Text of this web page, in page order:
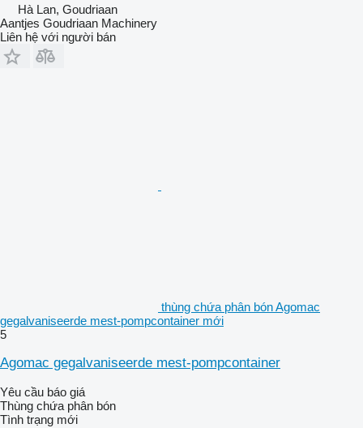
Hà Lan, Goudriaan
Aantjes Goudriaan Machinery
Liên hệ với người bán
thùng chứa phân bón Agomac
gegalvaniseerde mest-pompcontainer mới
5
Agomac gegalvaniseerde mest-pompcontainer
Yêu cầu báo giá
Thùng chứa phân bón
Tình trạng mới